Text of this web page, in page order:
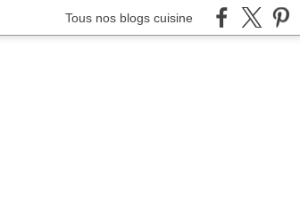
Tous nos blogs cuisine